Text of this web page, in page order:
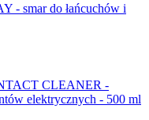
- smar do łańcuchów i